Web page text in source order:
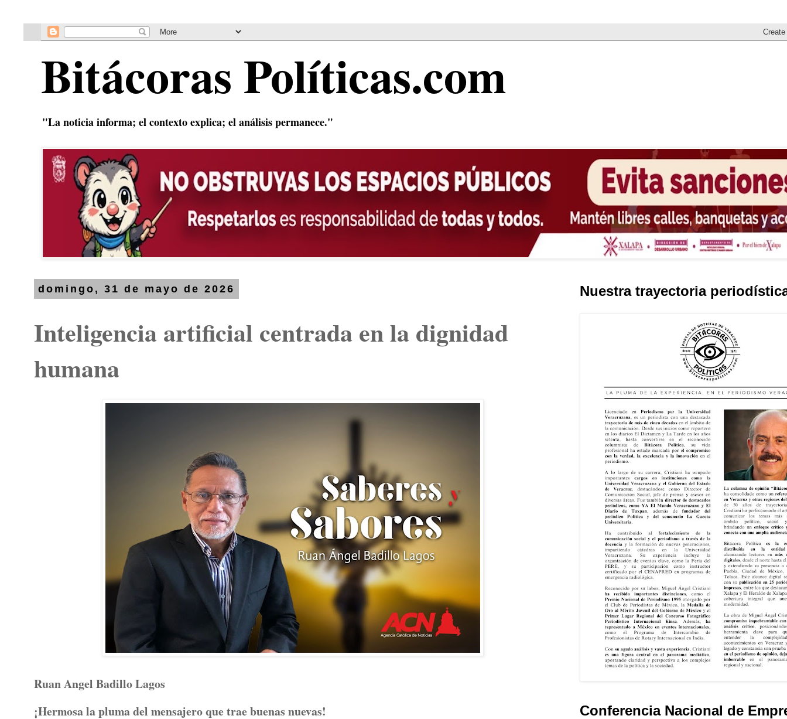
Bitácoras Políticas.com
"La noticia informa; el contexto explica; el análisis permanece."
domingo, 31 de mayo de 2026
Inteligencia artificial centrada en la dignidad
humana
Ruan Angel Badillo Lagos
¡Hermosa la pluma del mensajero que trae buenas nuevas!
Nuestra trayectoria
Conferencia Nacional de